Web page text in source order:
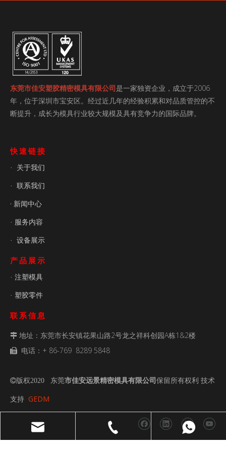
东莞市佳安塑胶精密模具有限公司是一家独资企业，成立于2006
年，位于深圳市宝安区。经过近几年的经验积累和对品质管控的不
断提升，成长为模具行业较大规模及具有竞争力的国际品牌。
快速链接
· 关于我们
· 联系我们
· 新闻中心
· 服务内容
· 设备展示
产品展示
· 注塑模具
· 塑胶零件
联系信息
 地址：东莞市长安镇花果山路2号龙之祥科创园A栋1&2楼
 电话：+ 86-769 8289 5848
电子邮件：admin@ja-mouldtech.com
版权2020 东莞市佳安远景精密模具有限公司 保留所有权利 技术
支持 GEDM